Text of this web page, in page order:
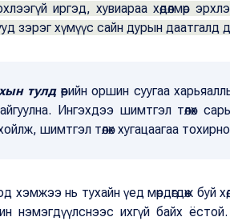
иргэд, хувиараа хөдөлмөр
зэрэг хүмүүс сайн дурын даатгалд
тулдөөрийн оршин суугаа
Ингэхдээ шимтгэл төлөх сарын
шимтгэл төлөх хугацаагаа
нь тухайн үед мөрдөгдөж буй
нэмэгдүүлснээс ихгүй байх ёстой.